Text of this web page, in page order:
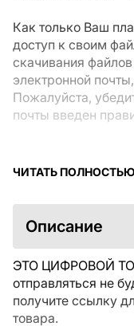
Как только Ваш
доступ к своим
скачивания
электронной
Пожалуйста,
почты введен
загрузки, не
ознакомиться с
интересующие
свяжитесь с
ЧИТАТЬ ПОЛНОСТЬЮ
Описание
ЭТО ЦИФРОВОЙ
отправляться не
получите ссылку
товара.